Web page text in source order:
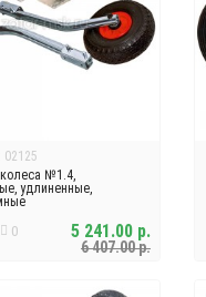
02125
№1.4,
удлиненные,
0
6 407.00 р.
5 241.00 р.